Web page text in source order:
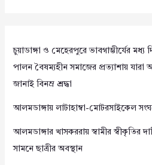
চুয়াডাঙ্গা ও মেহেরপুরে ভাবগাম্ভীর্যের
পালন বৈষম্যহীন সমাজের প্রত্যাশায় যারা
জানাই বিনম্র শ্রদ্ধা
আলমডাঙ্গায় লাটাহাম্বা-মোটরসাইকেল
আলমডাঙ্গার খাসকররায় স্বামীর স্বীকৃতির
সামনে ছাত্রীর অবস্থান